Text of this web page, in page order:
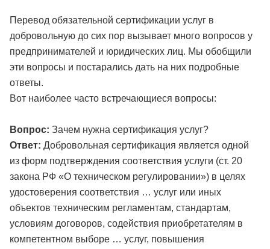
Перевод обязательной сертификации услуг в
добровольную до сих пор вызывает много вопросов у
предпринимателей и юридических лиц. Мы обобщили
эти вопросы и постарались дать на них подробные
ответы.
Вот наиболее часто встречающиеся вопросы:
Вопрос: Зачем нужна сертификация услуг?
Ответ: Добровольная сертификация является одной
из форм подтверждения соответствия услуги (ст. 20
закона РФ «О техническом регулировании») в целях
удостоверения соответствия … услуг или иных
объектов техническим регламентам, стандартам,
условиям договоров, содействия приобретателям в
компетентном выборе … услуг, повышения